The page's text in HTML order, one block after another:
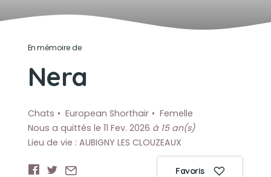
En mémoire de
Nera
Chats European Shorthair
Femelle
Nous a quittés le 11 Fev. 2026 à 15 an(s)
Lieu de vie : AUBIGNY LES CLOUZEAUX
Favoris